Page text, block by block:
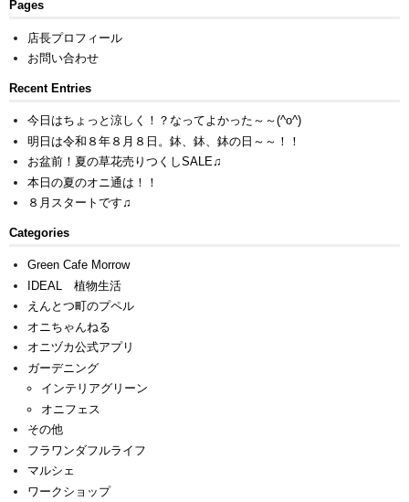
Pages
店長プロフィール
お問い合わせ
Recent Entries
今日はちょっと涼しく！？なってよかった～～(^o^)
明日は令和８年８月８日。鉢、鉢、鉢の日～～！！
お盆前！夏の草花売りつくしSALE♫
本日の夏のオニ通は！！
８月スタートです♫
Categories
Green Cafe Morrow
IDEAL 植物生活
えんとつ町のプペル
オニちゃんねる
オニヅカ公式アプリ
ガーデニング
インテリアグリーン
オニフェス
その他
フラワンダフルライフ
マルシェ
ワークショップ